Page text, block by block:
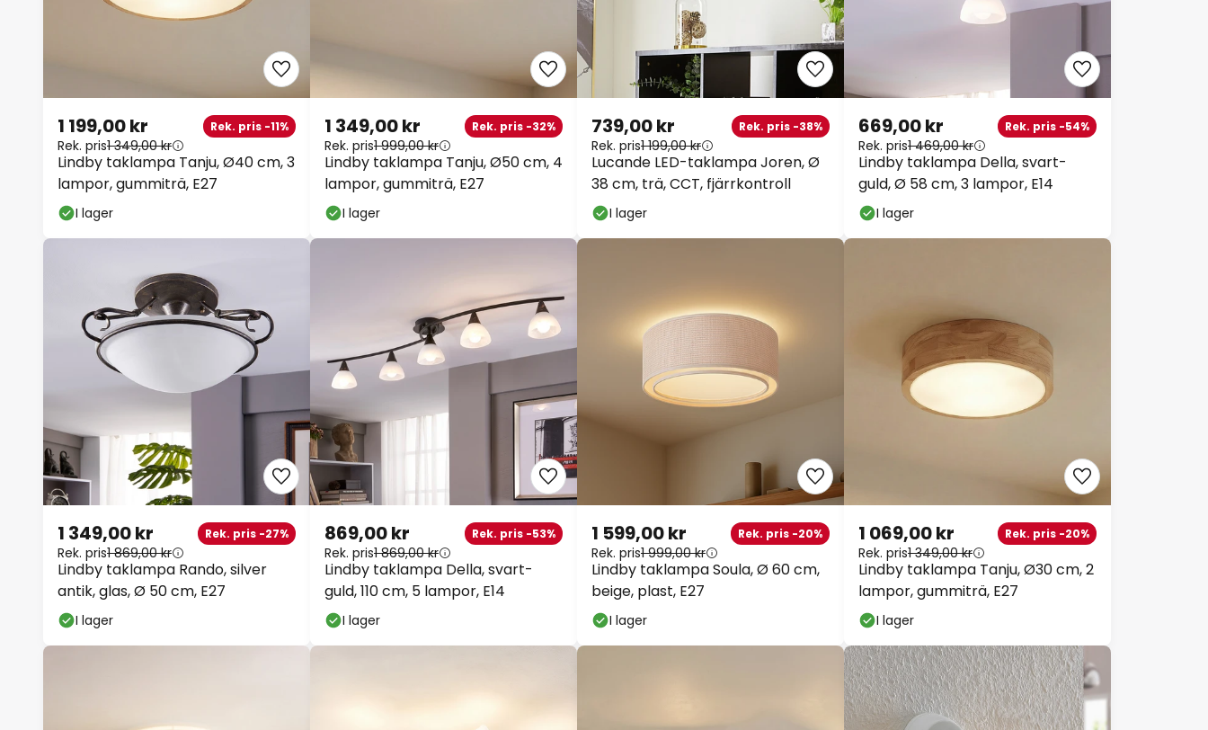
Lindby taklampa Tanju, Ø40 cm, 3
lampor, gummiträ, E27
1 199,00 kr Rek. pris -11%
Rek. pris1 349,00 kr
I lager
Lindby taklampa Tanju, Ø50 cm, 4
lampor, gummiträ, E27
1 349,00 kr Rek. pris -32%
Rek. pris1 999,00 kr
I lager
Lucande LED-taklampa Joren, Ø
38 cm, trä, CCT, fjärrkontroll
739,00 kr Rek. pris -38%
Rek. pris1 199,00 kr
I lager
Lindby taklampa Della, svart-
guld, Ø 58 cm, 3 lampor, E14
669,00 kr Rek. pris -54%
Rek. pris1 469,00 kr
I lager
Lindby taklampa Rando, silver
antik, glas, Ø 50 cm, E27
1 349,00 kr Rek. pris -27%
Rek. pris1 869,00 kr
I lager
Lindby taklampa Della, svart-
guld, 110 cm, 5 lampor, E14
869,00 kr Rek. pris -53%
Rek. pris1 869,00 kr
I lager
Lindby taklampa Soula, Ø 60 cm,
beige, plast, E27
1 599,00 kr Rek. pris -20%
Rek. pris1 999,00 kr
I lager
Lindby taklampa Tanju, Ø30 cm, 2
lampor, gummiträ, E27
1 069,00 kr Rek. pris -20%
Rek. pris1 349,00 kr
I lager